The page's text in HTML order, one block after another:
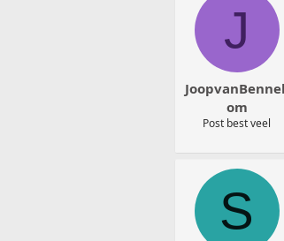
r
J
om
Post best veel
S